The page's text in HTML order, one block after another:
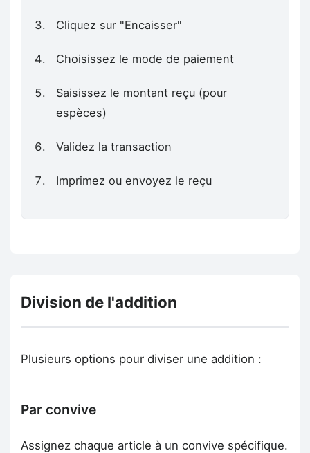
Cliquez sur "Encaisser"
Choisissez le mode de paiement
Saisissez le montant reçu (pour
espèces)
Validez la transaction
Imprimez ou envoyez le reçu
Division de l'addition
Plusieurs options pour diviser une addition :
Par convive
Assignez chaque article à un convive spécifique.